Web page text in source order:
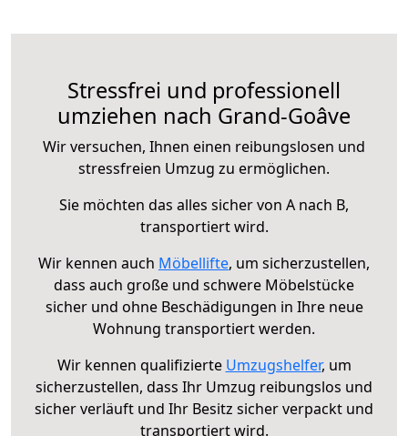
Stressfrei und professionell
umziehen nach Grand-Goâve
Wir versuchen, Ihnen einen reibungslosen und
stressfreien Umzug zu ermöglichen.
Sie möchten das alles sicher von A nach B,
transportiert wird.
Wir kennen auch Möbellifte, um sicherzustellen,
dass auch große und schwere Möbelstücke
sicher und ohne Beschädigungen in Ihre neue
Wohnung transportiert werden.
Wir kennen qualifizierte Umzugshelfer, um
sicherzustellen, dass Ihr Umzug reibungslos und
sicher verläuft und Ihr Besitz sicher verpackt und
transportiert wird.